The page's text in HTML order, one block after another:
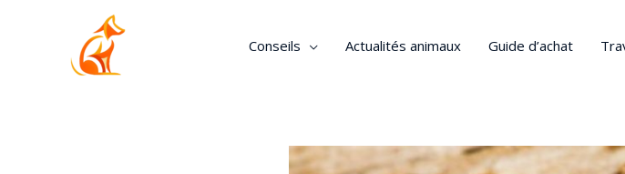
Conseils Actualités animaux Guide d’achat